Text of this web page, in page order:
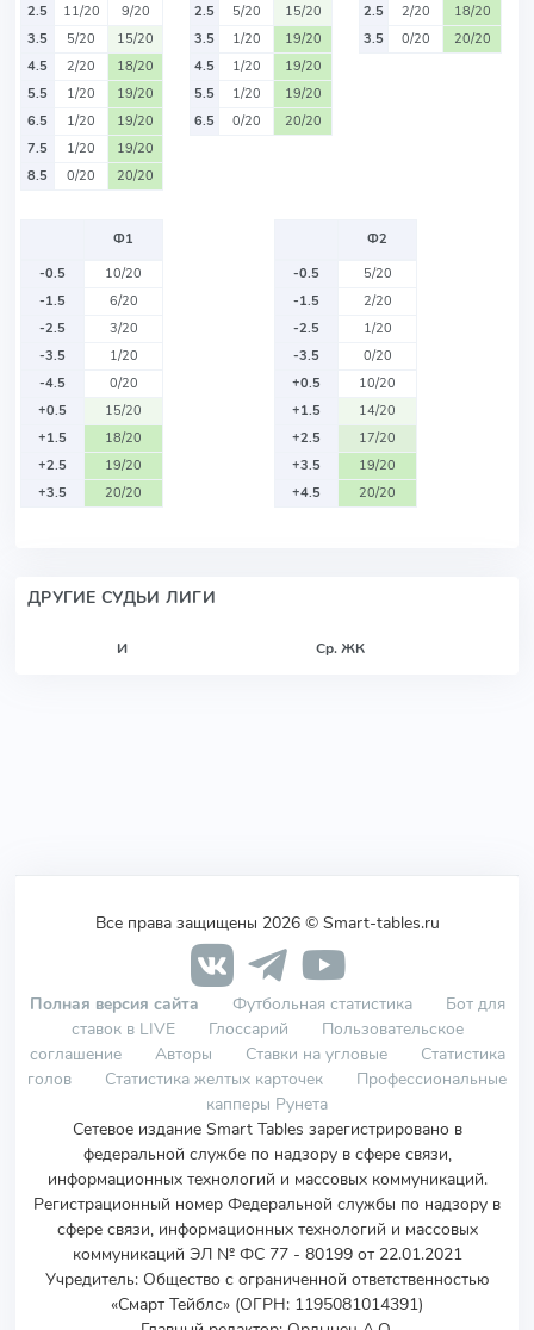
2.5
11/20
9/20
3.5
5/20
15/20
4.5
2/20
18/20
5.5
1/20
19/20
6.5
1/20
19/20
7.5
1/20
19/20
8.5
0/20 20/20
2.5
5/20
15/20
3.5
1/20
19/20
4.5
1/20
19/20
5.5
1/20
19/20
6.5
0/20 20/20
2.5
2/20
18/20
3.5
0/20 20/20
Ф1
-0.5
10/20
-1.5
6/20
-2.5
3/20
-3.5
1/20
-4.5
0/20
+0.5
15/20
+1.5
18/20
+2.5
19/20
+3.5
20/20
Ф2
-0.5
5/20
-1.5
2/20
-2.5
1/20
-3.5
0/20
+0.5
10/20
+1.5
14/20
+2.5
17/20
+3.5
19/20
+4.5
20/20
ДРУГИЕ СУДЬИ ЛИГИ
И Ср. ЖК
Все права защищены 2026 © Smart-tables.ru
Полная версия сайта Футбольная статистика
Бот для
ставок в LIVE
Глоссарий
Пользовательское
соглашение
Авторы Ставки на угловые
Статистика
голов
Статистика желтых карточек
Профессиональные
капперы Рунета
Сетевое издание Smart Tables зарегистрировано в
федеральной службе по надзору в сфере связи,
информационных технологий и массовых коммуникаций.
Регистрационный номер Федеральной службы по надзору в
сфере связи, информационных технологий и массовых
коммуникаций ЭЛ № ФС 77 - 80199 от 22.01.2021
Учредитель: Общество с ограниченной ответственностью
«Смарт Тейблс» (ОГРН: 1195081014391)